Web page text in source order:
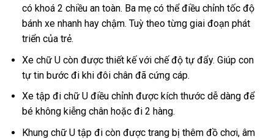
có khoá 2 chiều an toàn. Ba mẹ có thể điều chỉnh tốc độ
bánh xe nhanh hay chậm. Tuỳ theo từng giai đoạn phát
triển của trẻ.
Xe chữ U còn được thiết kế với chế độ tự đẩy. Giúp con
tự tin bước đi khi đôi chân đã cứng cáp.
Xe tập đi chữ U điều chỉnh được kích thước dễ dàng để
bé không kiễng chân hoặc đi 2 hàng.
Khung chữ U tập đi còn được trang bị thêm đồ chơi, âm